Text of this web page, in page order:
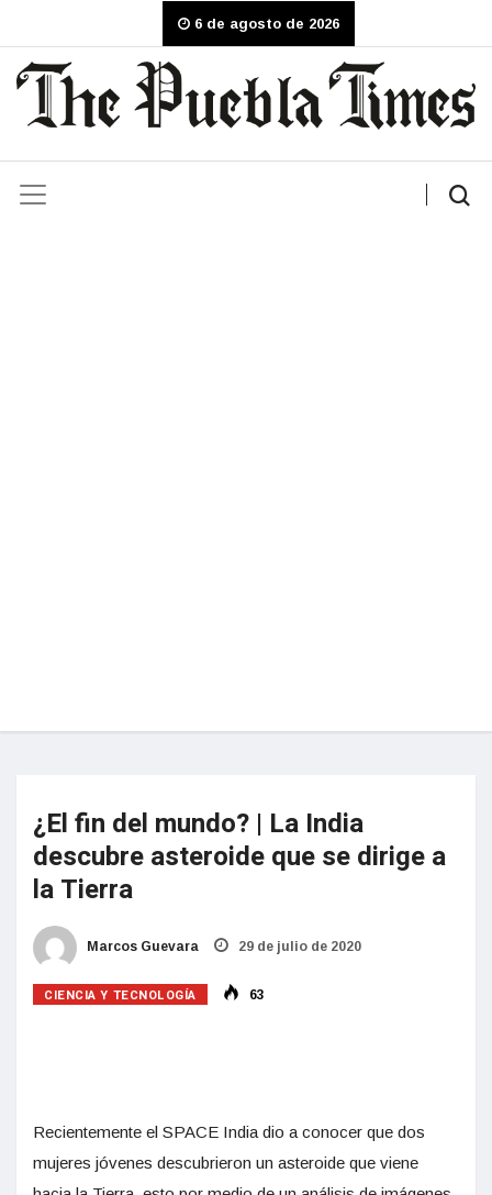
6 de agosto de 2026
¿El fin del mundo? | La India
descubre asteroide que se dirige a
la Tierra
Marcos Guevara 29 de julio de 2020
CIENCIA Y TECNOLOGÍA 63
Recientemente el SPACE India dio a conocer que dos
mujeres jóvenes descubrieron un asteroide que viene